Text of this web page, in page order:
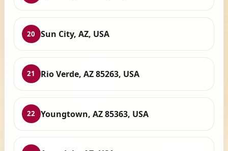
20 Sun City, AZ, USA
21 Rio Verde, AZ 85263, USA
22 Youngtown, AZ 85363, USA